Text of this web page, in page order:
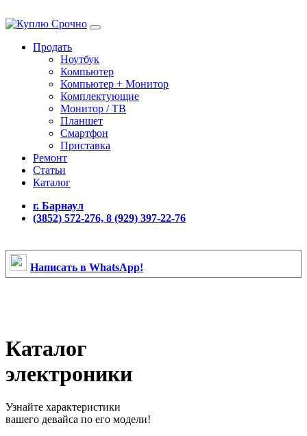
Продать
Ноутбук
Компьютер
Компьютер + Монитор
Комплектующие
Монитор / ТВ
Планшет
Смартфон
Приставка
Ремонт
Статьи
Каталог
г. Барнаул
(3852) 572-276, 8 (929) 397-22-76
Написать в WhatsApp!
Каталог
электроники
Узнайте характеристики
вашего девайса по его модели!